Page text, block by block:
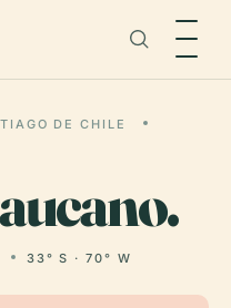
DE CHILE
33° S · 70° W